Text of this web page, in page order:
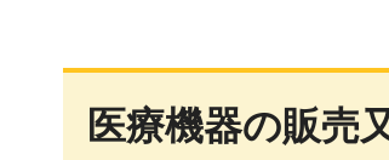
医療機器の販売